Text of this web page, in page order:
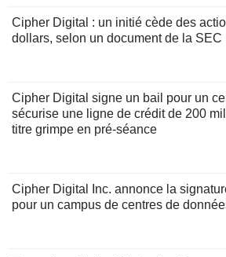
Cipher Digital : un initié cède des
dollars, selon un document de la SEC
Cipher Digital signe un bail pour un
sécurise une ligne de crédit de 200
titre grimpe en pré-séance
Cipher Digital Inc. annonce la
pour un campus de centres de